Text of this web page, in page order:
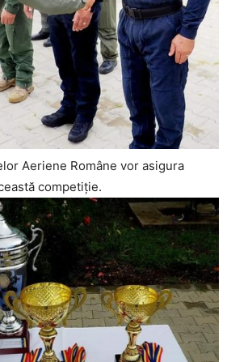
Aeriene Române vor asigura
competiție.